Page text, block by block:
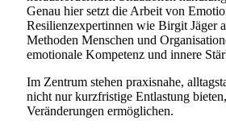
Genau hier setzt die Arbeit von
Resilienzexpertinnen wie Birgit Jäger
Methoden Menschen und
emotionale Kompetenz und innere
Im Zentrum stehen praxisnahe,
nicht nur kurzfristige Entlastung
Veränderungen ermöglichen.